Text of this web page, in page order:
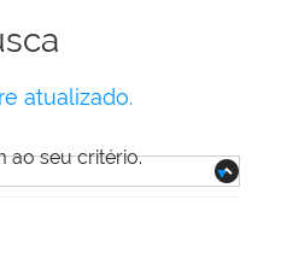
atualizado.
ao seu critério.